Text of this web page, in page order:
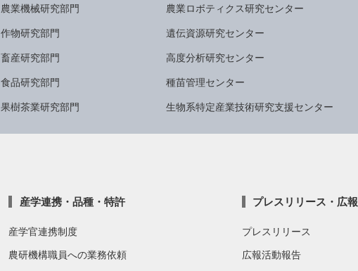
農業機械研究部門
作物研究部門
畜産研究部門
食品研究部門
果樹茶業研究部門
農業ロボティクス研究センター
遺伝資源研究センター
高度分析研究センター
種苗管理センター
生物系特定産業技術研究支援センター
産学連携・品種・特許
産学官連携制度
農研機構職員への業務依頼
プレスリリース・広報
プレスリリース
広報活動報告